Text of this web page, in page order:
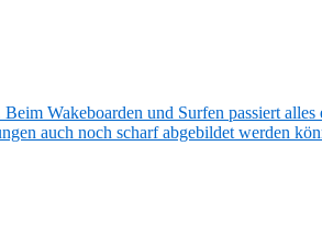
Wakeboarden und Surfen passiert
auch noch scharf abgebildet werden